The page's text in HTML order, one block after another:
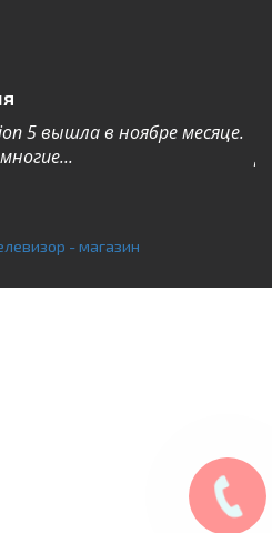
5 вышла в ноябре месяце.
- магазин